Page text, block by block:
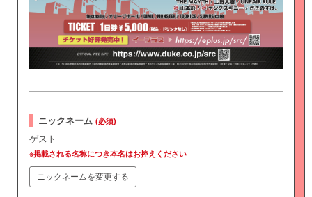
ニックネーム (必須)
ゲスト
※掲載される名称につき本名はお控えください
ニックネームを変更する